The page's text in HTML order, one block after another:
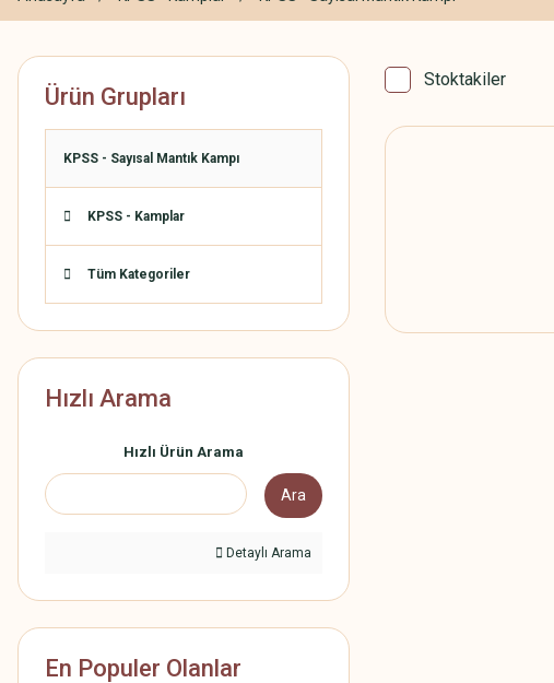
Ürün Grupları
KPSS - Sayısal Mantık Kampı
KPSS - Kamplar
Tüm Kategoriler
Hızlı Arama
Hızlı Ürün Arama
Ara
Detaylı Arama
En Populer Olanlar
Stoktakiler